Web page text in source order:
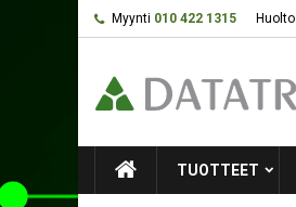
Myynti 010 422 1315 Huolto
TUOTTEET